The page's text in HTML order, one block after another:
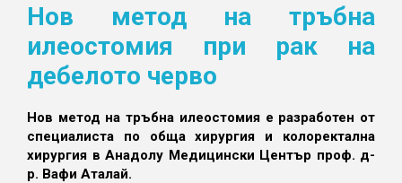
Нов метод на тръбна
илеостомия при рак на
дебелото черво
Нов метод на тръбна илеостомия е разработен от
специалиста по обща хирургия и колоректална
хирургия в Анадолу Медицински Център проф. д-
р. Вафи Аталай.